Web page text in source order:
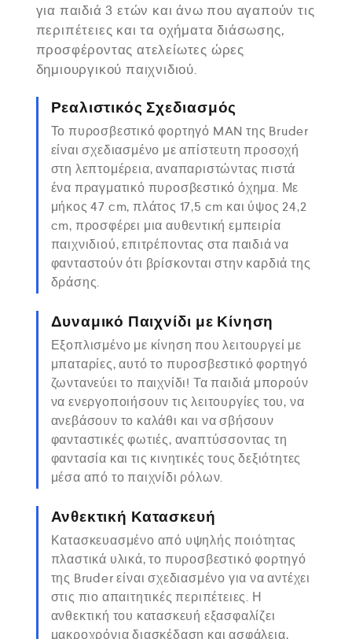
για παιδιά 3 ετών και άνω που αγαπούν τις
περιπέτειες και τα οχήματα διάσωσης,
προσφέροντας ατελείωτες ώρες
δημιουργικού παιχνιδιού.
Ρεαλιστικός Σχεδιασμός
Το πυροσβεστικό φορτηγό MAN της Bruder
είναι σχεδιασμένο με απίστευτη προσοχή
στη λεπτομέρεια, αναπαριστώντας πιστά
ένα πραγματικό πυροσβεστικό όχημα. Με
μήκος 47 cm, πλάτος 17,5 cm και ύψος 24,2
cm, προσφέρει μια αυθεντική εμπειρία
παιχνιδιού, επιτρέποντας στα παιδιά να
φανταστούν ότι βρίσκονται στην καρδιά της
δράσης.
Δυναμικό Παιχνίδι με Κίνηση
Εξοπλισμένο με κίνηση που λειτουργεί με
μπαταρίες, αυτό το πυροσβεστικό φορτηγό
ζωντανεύει το παιχνίδι! Τα παιδιά μπορούν
να ενεργοποιήσουν τις λειτουργίες του, να
ανεβάσουν το καλάθι και να σβήσουν
φανταστικές φωτιές, αναπτύσσοντας τη
φαντασία και τις κινητικές τους δεξιότητες
μέσα από το παιχνίδι ρόλων.
Ανθεκτική Κατασκευή
Κατασκευασμένο από υψηλής ποιότητας
πλαστικά υλικά, το πυροσβεστικό φορτηγό
της Bruder είναι σχεδιασμένο για να αντέχει
στις πιο απαιτητικές περιπέτειες. Η
ανθεκτική του κατασκευή εξασφαλίζει
μακροχρόνια διασκέδαση και ασφάλεια,